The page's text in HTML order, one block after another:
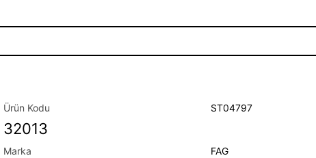
ST04797
32013
FAG